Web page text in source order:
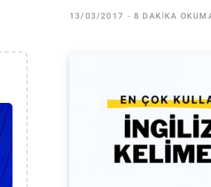
13/03/2017 8 DAKIKA